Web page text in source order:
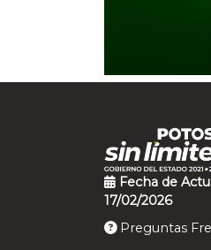
Fecha de
17/02/2026
Preguntas